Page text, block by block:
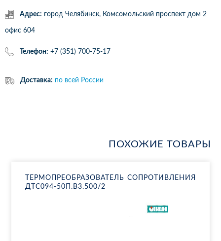
Адрес: город Челябинск, Комсомольский проспект дом 2
офис 604
Телефон: +7 (351) 700-75-17
Доставка: по всей России
ПОХОЖИЕ ТОВАРЫ
ТЕР­МО­ПРЕ­ОБ­РА­ЗО­ВА­ТЕЛЬ СО­ПРО­ТИВ­ЛЕ­НИЯ
ДТ­С094-50П.В3.500/2